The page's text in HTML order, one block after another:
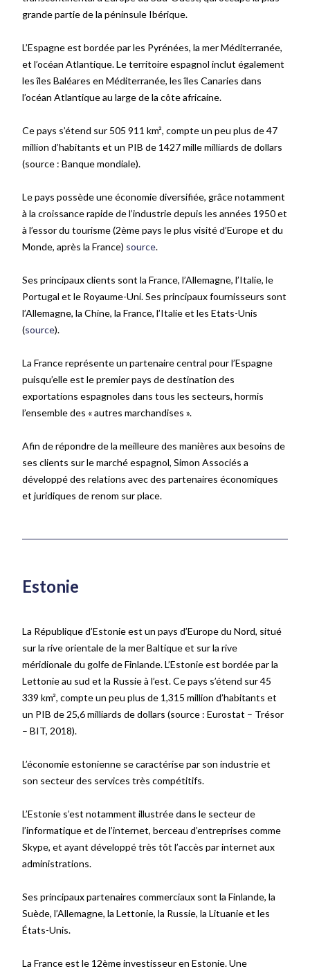
grande partie de la péninsule Ibérique.
L’Espagne est bordée par les Pyrénées, la mer Méditerranée,
et l’océan Atlantique. Le territoire espagnol inclut également
les îles Baléares en Méditerranée, les îles Canaries dans
l’océan Atlantique au large de la côte africaine.
Ce pays s’étend sur 505 911 km², compte un peu plus de 47
million d’habitants et un PIB de 1427 mille milliards de dollars
(source : Banque mondiale).
Le pays possède une économie diversifiée, grâce notamment
à la croissance rapide de l’industrie depuis les années 1950 et
à l’essor du tourisme (2ème pays le plus visité d’Europe et du
Monde, après la France) source.
Ses principaux clients sont la France, l’Allemagne, l’Italie, le
Portugal et le Royaume-Uni. Ses principaux fournisseurs sont
l’Allemagne, la Chine, la France, l’Italie et les Etats-Unis
(source).
La France représente un partenaire central pour l’Espagne
puisqu’elle est le premier pays de destination des
exportations espagnoles dans tous les secteurs, hormis
l’ensemble des « autres marchandises ».
Afin de répondre de la meilleure des manières aux besoins de
ses clients sur le marché espagnol, Simon Associés a
développé des relations avec des partenaires économiques
et juridiques de renom sur place.
Estonie
La République d’Estonie est un pays d’Europe du Nord, situé
sur la rive orientale de la mer Baltique et sur la rive
méridionale du golfe de Finlande. L’Estonie est bordée par la
Lettonie au sud et la Russie à l’est. Ce pays s’étend sur 45
339 km², compte un peu plus de 1,315 million d’habitants et
un PIB de 25,6 milliards de dollars(source : Eurostat – Trésor
– BIT, 2018).
L’économie estonienne se caractérise par son industrie et
son secteur des services très compétitifs.
L’Estonie s’est notamment illustrée dans le secteur de
l’informatique et de l’internet, berceau d’entreprises comme
Skype, et ayant développé très tôt l’accès par internet aux
administrations.
Ses principaux partenaires commerciaux sont la Finlande, la
Suède, l’Allemagne, la Lettonie, la Russie, la Lituanie et les
États-Unis.
La France est le 12èmeinvestisseur en Estonie. Une